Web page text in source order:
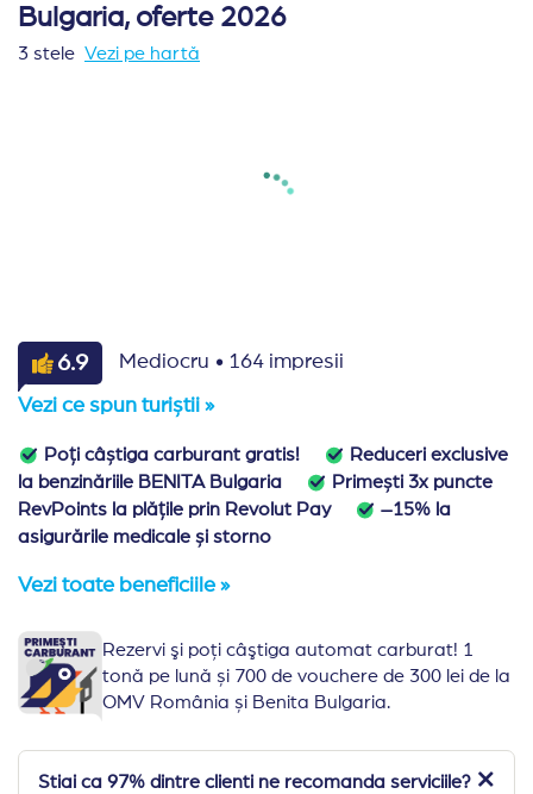
Bulgaria, oferte 2026
3 stele Vezi pe hartă
6.9 Mediocru · 164 impresii
Vezi ce spun turiștii »
Poți câștiga carburant gratis!
Reduceri exclusive
la benzinăriile BENITA Bulgaria
Primești 3x puncte
RevPoints la plățile prin Revolut Pay
–15% la
asigurările medicale și storno
Vezi toate beneficiile »
Rezervi şi poţi câştiga automat carburat! 1
tonă pe lună și 700 de vouchere de 300 lei de la
OMV România și Benita Bulgaria.
Stiai ca 97% dintre clienti ne recomanda serviciile?